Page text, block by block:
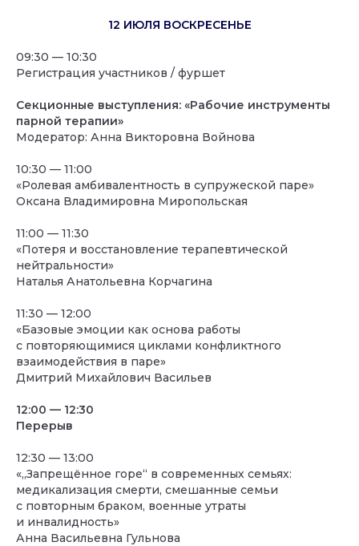
12 ИЮЛЯ ВОСКРЕСЕНЬЕ
09:30 — 10:30
Регистрация участников / фуршет
Секционные выступления: «Рабочие инструменты
парной терапии»
Модератор: Анна Викторовна Войнова
10:30 — 11:00
«Ролевая амбивалентность в супружеской паре»
Оксана Владимировна Миропольская
11:00 — 11:30
«Потеря и восстановление терапевтической
нейтральности»
Наталья Анатольевна Корчагина
11:30 — 12:00
«Базовые эмоции как основа работы
с повторяющимися циклами конфликтного
взаимодействия в паре»
Дмитрий Михайлович Васильев
12:00 — 12:30
Перерыв
12:30 — 13:00
«„Запрещённое горе“ в современных семьях:
медикализация смерти, смешанные семьи
с повторным браком, военные утраты
и инвалидность»
Анна Васильевна Гульнова